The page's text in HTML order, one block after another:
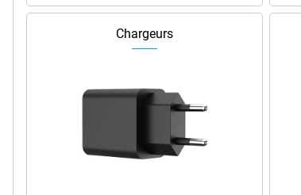
Chargeurs